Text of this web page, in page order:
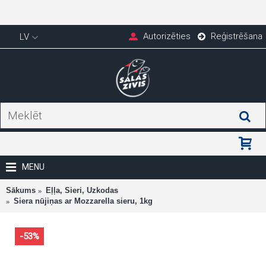
LV Autorizēties Reģistrēšana
MENU
Sākums
Eļļa, Sieri, Uzkodas
Siera nūjiņas ar Mozzarella sieru, 1kg
-53%